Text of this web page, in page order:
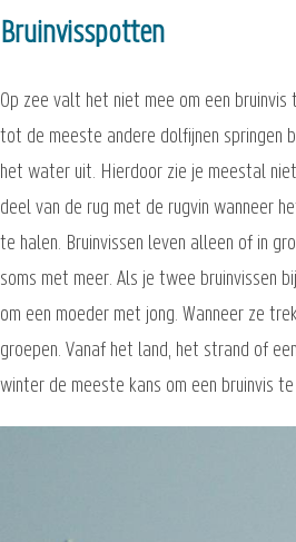
Bruinvisspotten
Op zee valt het niet mee om een
tot de meeste andere dolfijnen springen
het water uit. Hierdoor zie je meestal
deel van de rug met de rugvin wanneer
te halen. Bruinvissen leven alleen of in
soms met meer. Als je twee bruinvissen
om een moeder met jong. Wanneer ze
groepen. Vanaf het land, het strand of
winter de meeste kans om een bruinvis te